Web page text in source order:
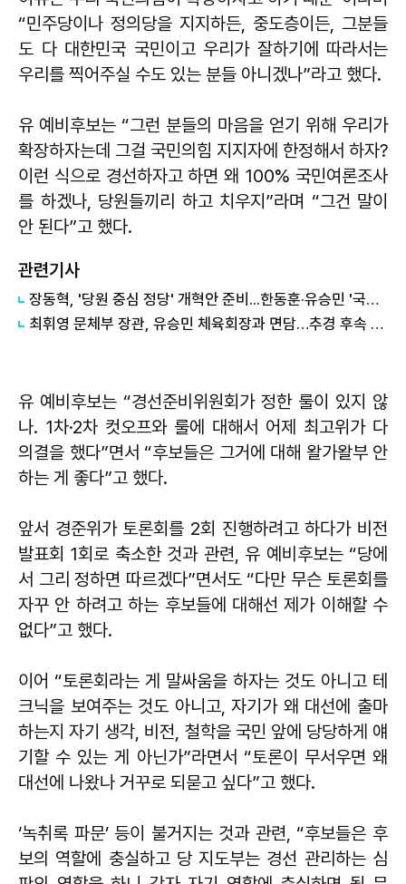
“민주당이나 정의당을 지지하든, 중도층이든, 그분들
도 다 대한민국 국민이고 우리가 잘하기에 따라서는
우리를 찍어주실 수도 있는 분들 아니겠나”라고 했다.
유 예비후보는 “그런 분들의 마음을 얻기 위해 우리가
확장하자는데 그걸 국민의힘 지지자에 한정해서 하자?
이런 식으로 경선하자고 하면 왜 100% 국민여론조사
를 하겠나, 당원들끼리 하고 치우지”라며 “그건 말이
안 된다”고 했다.
관련기사
장동혁, '당원 중심 정당' 개혁안 준비...한동훈·유승민 '국민' 강조
최휘영 문체부 장관, 유승민 체육회장과 면담…추경 후속 조치 논의
유 예비후보는 “경선준비위원회가 정한 룰이 있지 않
나. 1차·2차 컷오프와 룰에 대해서 어제 최고위가 다
의결을 했다”면서 “후보들은 그거에 대해 왈가왈부 안
하는 게 좋다”고 했다.
앞서 경준위가 토론회를 2회 진행하려고 하다가 비전
발표회 1회로 축소한 것과 관련, 유 예비후보는 “당에
서 그리 정하면 따르겠다”면서도 “다만 무슨 토론회를
자꾸 안 하려고 하는 후보들에 대해선 제가 이해할 수
없다”고 했다.
이어 “토론회라는 게 말싸움을 하자는 것도 아니고 테
크닉을 보여주는 것도 아니고, 자기가 왜 대선에 출마
하는지 자기 생각, 비전, 철학을 국민 앞에 당당하게 얘
기할 수 있는 게 아닌가”라면서 “토론이 무서우면 왜
대선에 나왔나 거꾸로 되묻고 싶다”고 했다.
‘녹취록 파문’ 등이 불거지는 것과 관련, “후보들은 후
보의 역할에 충실하고 당 지도부는 경선 관리하는 심